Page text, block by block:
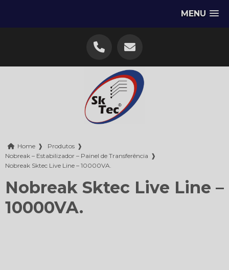
MENU
Home ❱ Produtos ❱
Nobreak – Estabilizador – Painel de Transferência ❱
Nobreak Sktec Live Line – 10000VA.
Nobreak Sktec Live Line –
10000VA.